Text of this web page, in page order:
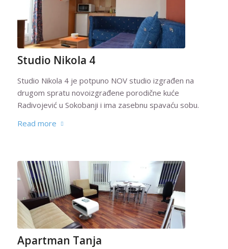
Studio Nikola 4
Studio Nikola 4 je potpuno NOV studio izgrađen na
drugom spratu novoizgrađene porodične kuće
Radivojević u Sokobanji i ima zasebnu spavaću sobu.
Read more
Apartman Tanja